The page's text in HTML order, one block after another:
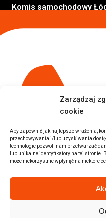
Zarządzaj
cookie
Aby zapewnić jak najlepsze wrażenia,
przechowywania i/lub uzyskiwania
technologie pozwoli nam przetwarzać
lub unikalne identyfikatory na tej stronie.
może niekorzystnie wpłynąć na niektóre
Komis samochodowy
Komis samochodowy
Komis samochodowy
Komis samochodowy
Inne Lokalizacje
Auta z USA Rzeszów
Auta z USA Białystok
Auta z USA Kraków
Marki
Sprzedam BMW